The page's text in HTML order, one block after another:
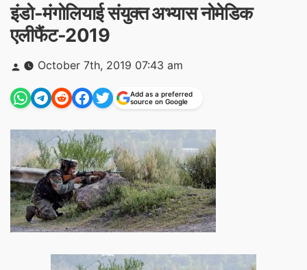
इंडो-मंगोलियाई संयुक्त अभ्यास नोमेडिक
एलीफैंट-2019
Posted
by
October 7th, 2019 07:43 am
Add as a preferred
source on Google